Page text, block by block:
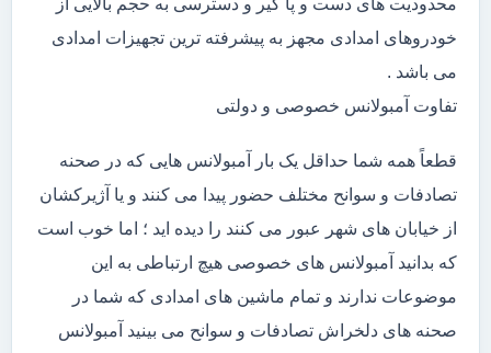
خودروهای امدادی مجهز به پیشرفته ترین تجهیزات امدادی
می باشد .
تفاوت آمبولانس خصوصی و دولتی
قطعاً همه شما حداقل یک بار آمبولانس هایی که در صحنه
تصادفات و سوانح مختلف حضور پیدا می کنند و یا آژیرکشان
از خیابان های شهر عبور می کنند را دیده اید ؛ اما خوب است
که بدانید آمبولانس های خصوصی هیچ ارتباطی به این
موضوعات ندارند و تمام ماشین های امدادی که شما در
صحنه های دلخراش تصادفات و سوانح می بینید آمبولانس